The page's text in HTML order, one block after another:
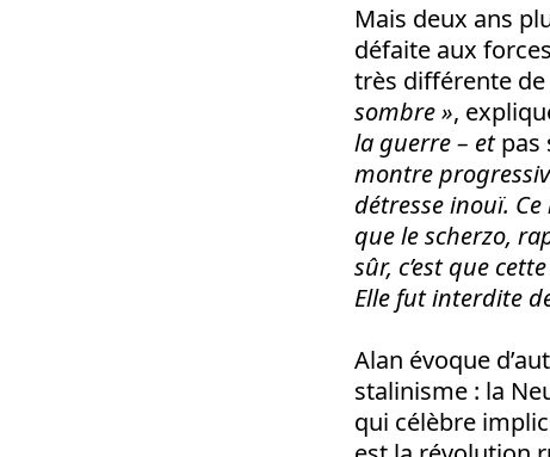
Mais deux ans
défaite aux
très différente de
sombre »,
la guerre – etpas
montre
détresse inouï.
que le scherzo,
sûr, c’est que
Elle fut interdite
Alan évoque
stalinisme : la
qui célèbre